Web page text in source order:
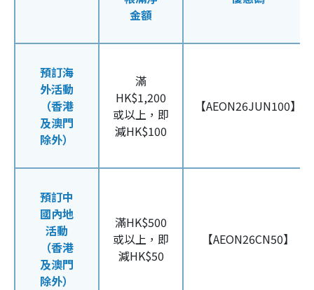
金額
預訂海
外活動
（香港
及澳門
除外）
滿
HK$1,200
或以上，即
減HK$100
【AEON26JUN100】
預訂中
國內地
活動
（香港
及澳門
除外）
滿HK$500
或以上，即
減HK$50
【AEON26CN50】